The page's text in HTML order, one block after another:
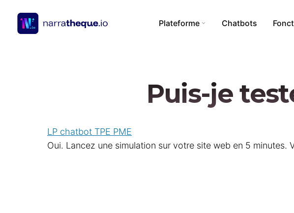
Plateforme
Souveraineté
RAG vecto et LLM Wiki
Hébergement
Chatbots
Vidéo
Pages web / site internet
Puis-je
LP chatbot TPE PME
Oui. Lancez une simulation sur votre site web en 5